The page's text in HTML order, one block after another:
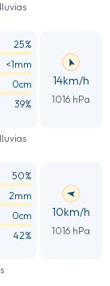
25%
<1mm
0cm
39%
14km/h
1016 hPa
50%
2mm
0cm
42%
10km/h
1016 hPa